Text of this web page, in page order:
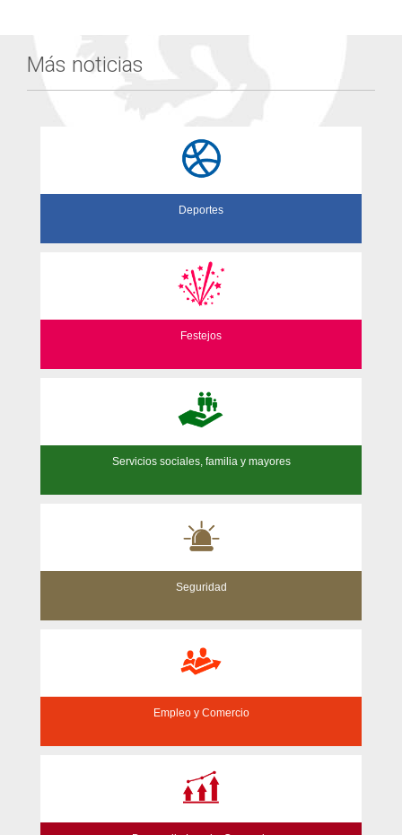
Más noticias
Deportes
Festejos
Servicios sociales, familia y mayores
Seguridad
Empleo y Comercio